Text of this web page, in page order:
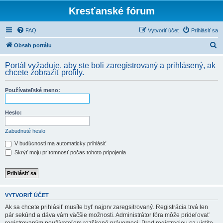
Kresťanské fórum
FAQ Prihlásiť sa
Vytvoriť účet
Obsah portálu
d
Portál vyžaduje, aby ste boli zaregistrovaný a prihlásený, ak
chcete zobraziť profily.
Používateľské meno:
Heslo:
Zabudnuté heslo
V budúcnosti ma automaticky prihlásiť
Skrýť moju prítomnosť počas tohoto pripojenia
VYTVORIŤ ÚČET
Ak sa chcete prihlásiť musíte byť najprv zaregsitrovaný. Registrácia trvá len
pár sekúnd a dáva vám väčšie možnosti. Administrátor fóra môže prideľovať